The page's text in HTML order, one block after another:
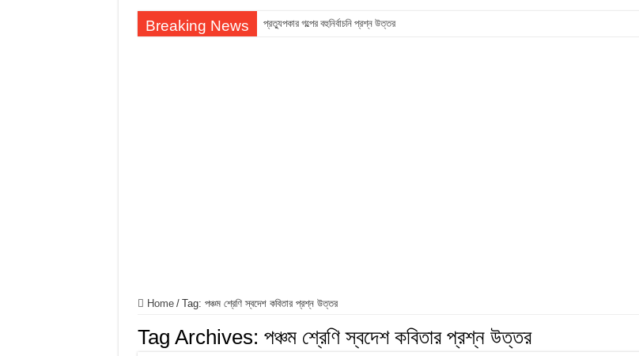
Breaking News প্রত্যুপকার গল্পের বহুনির্বাচনি প্রশ্ন উত্তর
Home / Tag: পঞ্চম শ্রেণি স্বদেশ কবিতার প্রশ্ন উত্তর
Tag Archives: পঞ্চম শ্রেণি স্বদেশ কবিতার প্রশ্ন উত্তর